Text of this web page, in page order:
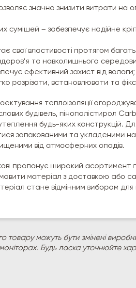
значно знизити витрати на
сумішей – забезпечує надійне
свої властивості протягом
та навколишнього
ефективний захист від вологи;
розрізати, встановлювати та
теплоізоляції
будівель, пінополістирол
будь-яких конструкцій.
запакованими та укладеними
від атмосферних опадів.
пропонує широкий асортимент
матеріал з доставкою або
стане відмінним вибором
товару можуть бути змінені
Будь ласка уточнюйте